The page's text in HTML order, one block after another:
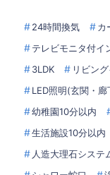
24時間換気 カ
テレビモニタ付イ
3LDK
リビン
LED照明(玄関・
幼稚園10分以内
生活施設10分以内
人造大理石システ